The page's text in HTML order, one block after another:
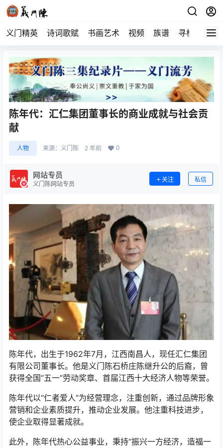
义门精英 诗词歌赋 书画艺术 视频 族谱 寻根
陈年代：汇仁集团董事长的商业成就与社会贡
献
人物 来源： 义门陈 2 年前 0
网站专员
义门陈网站专员
关注 私信
陈年代，出生于1962年7月，江西南昌人，现任汇仁集团
有限公司董事长。他是义门陈石桥庄陈继升公的后裔，曾
获得全国“五一”劳动奖章、首届江西十大经济人物等荣誉。
陈年代以“仁者爱人”为经营理念，注重创新，通过品牌形象
营销和企业素质提升，推动企业发展。他注重科技进步，
使企业取得显著成就。
此外，陈年代热心公益事业，秉持“振兴一方经济，造福一